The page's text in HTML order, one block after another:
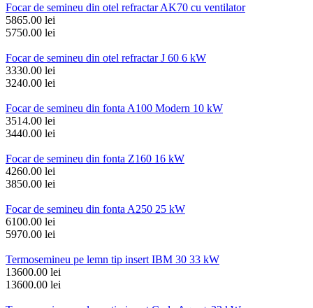
Focar de semineu din otel refractar AK70 cu ventilator
5865.00 lei
5750.00 lei
Focar de semineu din otel refractar J 60 6 kW
3330.00 lei
3240.00 lei
Focar de semineu din fonta A100 Modern 10 kW
3514.00 lei
3440.00 lei
Focar de semineu din fonta Z160 16 kW
4260.00 lei
3850.00 lei
Focar de semineu din fonta A250 25 kW
6100.00 lei
5970.00 lei
Termosemineu pe lemn tip insert IBM 30 33 kW
13600.00 lei
13600.00 lei